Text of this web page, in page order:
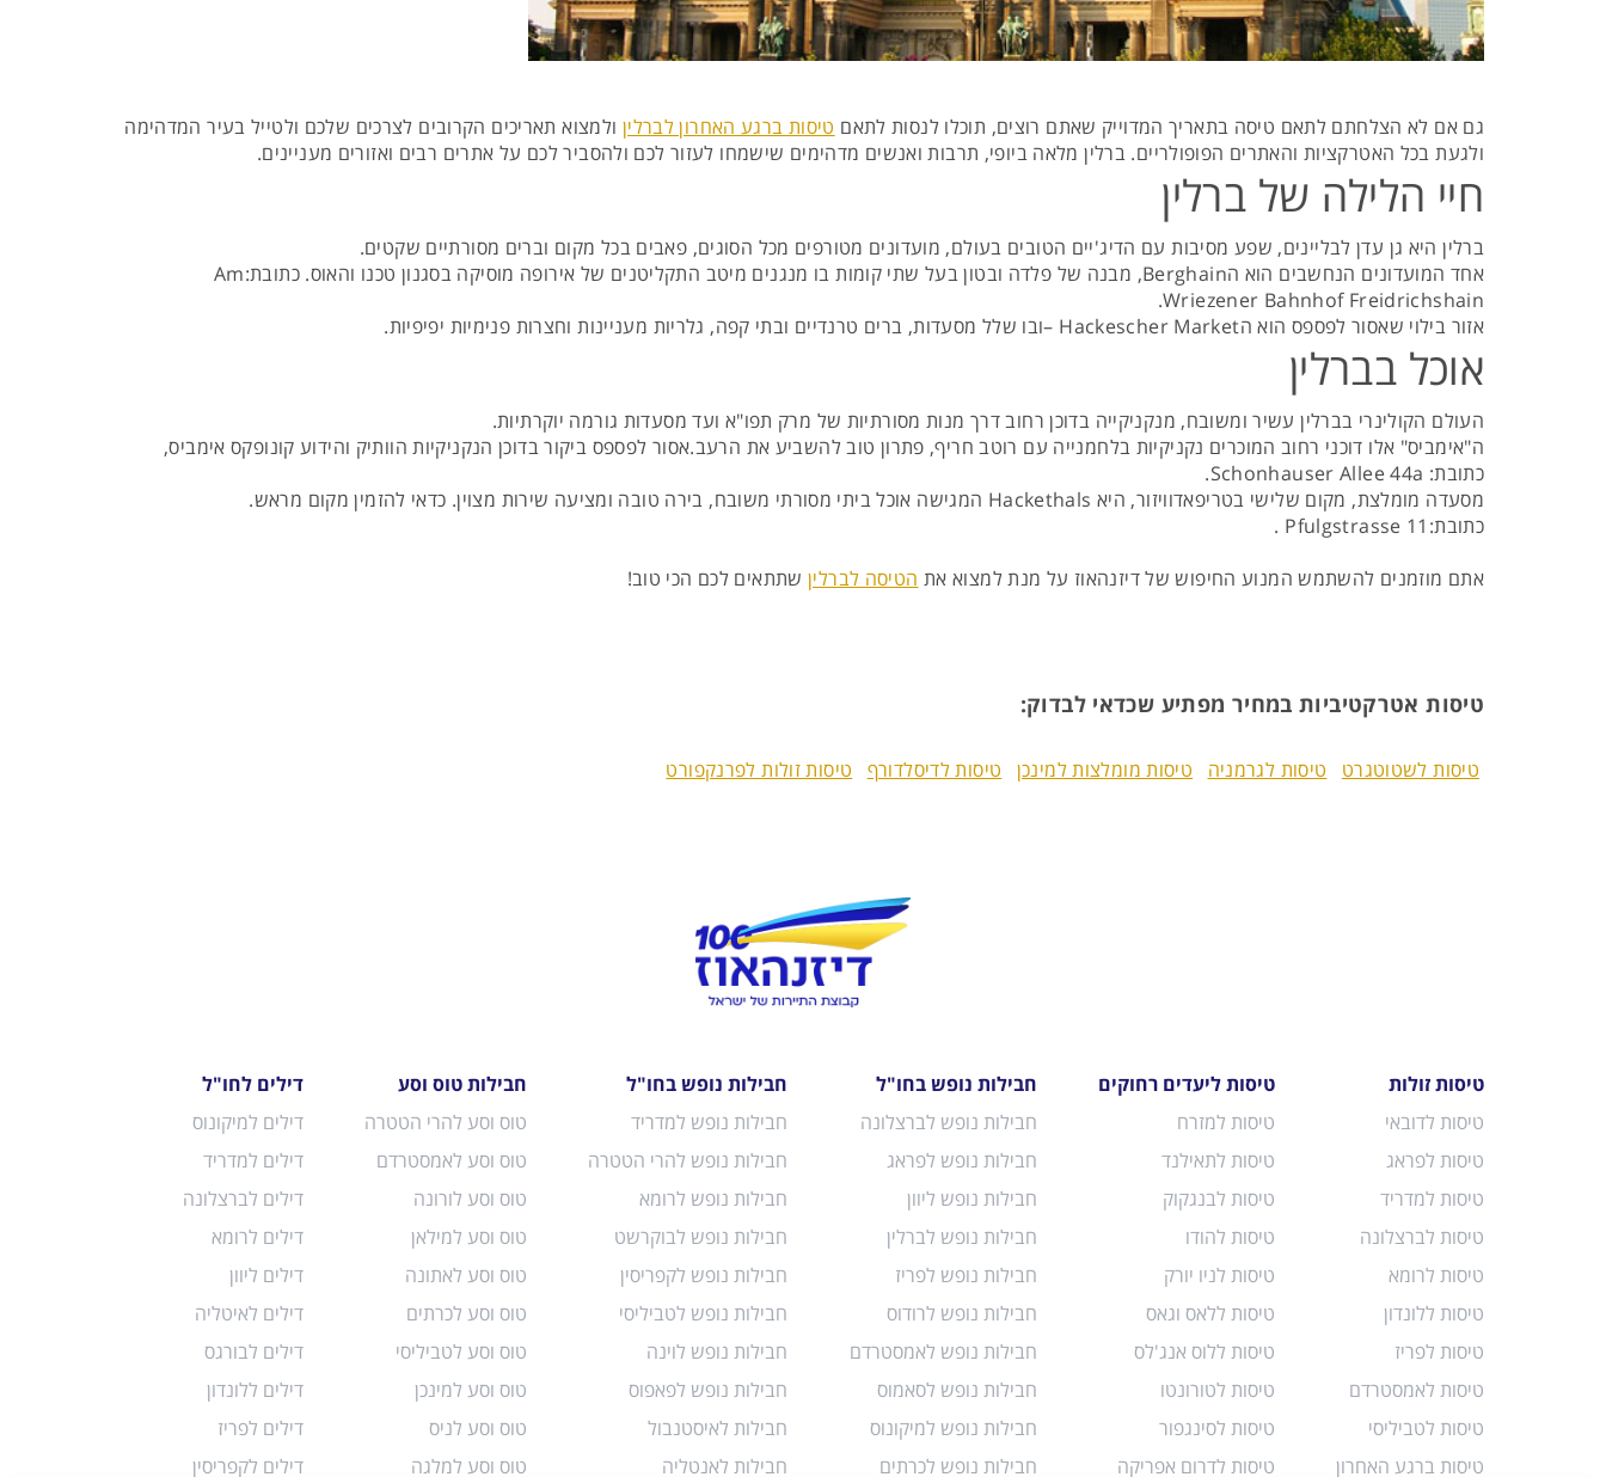
גם אם לא הצלחתם לתאם טיסה בתאריך המדוייק שאתם רוצים, תוכלו לנסות לתאם טיסות ברגע האחרון לברלין ולמצוא תאריכים הקרובים לצרכים שלכם ולטייל בעיר המדהימה
ולגעת בכל האטרקציות והאתרים הפופולריים. ברלין מלאה ביופי, תרבות ואנשים מדהימים שישמחו לעזור לכם ולהסביר לכם על אתרים רבים ואזורים מעניינים.
חיי הלילה של ברלין
ברלין היא גן עדן לבליינים, שפע מסיבות עם הדיג'יים הטובים בעולם, מועדונים מטורפים מכל הסוגים, פאבים בכל מקום וברים מסורתיים שקטים.
אחד המועדונים הנחשבים הוא הBerghain, מבנה של פלדה ובטון בעל שתי קומות בו מנגנים מיטב התקליטנים של אירופה מוסיקה בסגנון טכנו והאוס. כתובת:Am
Wriezener Bahnhof Freidrichshain.
אזור בילוי שאסור לפספס הוא הHackescher Market –ובו שלל מסעדות, ברים טרנדיים ובתי קפה, גלריות מעניינות וחצרות פנימיות יפיפיות.
אוכל בברלין
העולם הקולינרי בברלין עשיר ומשובח, מנקניקייה בדוכן רחוב דרך מנות מסורתיות של מרק תפו"א ועד מסעדות גורמה יוקרתיות.
ה"אימביס" אלו דוכני רחוב המוכרים נקניקיות בלחמנייה עם רוטב חריף, פתרון טוב להשביע את הרעב.אסור לפספס ביקור בדוכן הנקניקיות הוותיק והידוע קונופקס אימביס,
כתובת: Schonhauser Allee 44a.
מסעדה מומלצת, מקום שלישי בטריפאדוויזור, היא Hackethals המגישה אוכל ביתי מסורתי משובח, בירה טובה ומציעה שירות מצוין. כדאי להזמין מקום מראש.
כתובת:Pfulgstrasse 11 .
אתם מוזמנים להשתמש המנוע החיפוש של דיזנהאוז על מנת למצוא את הטיסה לברלין שתתאים לכם הכי טוב!
טיסות אטרקטיביות במחיר מפתיע שכדאי לבדוק:
טיסות לשטוטגרט טיסות לגרמניה טיסות מומלצות למינכן טיסות לדיסלדורף טיסות זולות לפרנקפורט
טיסות זולות
טיסות לדובאי
טיסות לפראג
טיסות למדריד
טיסות לברצלונה
טיסות לרומא
טיסות ללונדון
טיסות לפריז
טיסות לאמסטרדם
טיסות לטביליסי
טיסות ברגע האחרון
טיסות ליעדים רחוקים
טיסות למזרח
טיסות לתאילנד
טיסות לבנגקוק
טיסות להודו
טיסות לניו יורק
טיסות ללאס וגאס
טיסות ללוס אנג'לס
טיסות לטורונטו
טיסות לסינגפור
טיסות לדרום אפריקה
חבילות נופש בחו"ל
חבילות נופש לברצלונה
חבילות נופש לפראג
חבילות נופש ליוון
חבילות נופש לברלין
חבילות נופש לפריז
חבילות נופש לרודוס
חבילות נופש לאמסטרדם
חבילות נופש לסאמוס
חבילות נופש למיקונוס
חבילות נופש לכרתים
חבילות נופש בחו"ל
חבילות נופש למדריד
חבילות נופש להרי הטטרה
חבילות נופש לרומא
חבילות נופש לבוקרשט
חבילות נופש לקפריסין
חבילות נופש לטביליסי
חבילות נופש לוינה
חבילות נופש לפאפוס
חבילות לאיסטנבול
חבילות לאנטליה
חבילות טוס וסע
טוס וסע להרי הטטרה
טוס וסע לאמסטרדם
טוס וסע לורונה
טוס וסע למילאן
טוס וסע לאתונה
טוס וסע לכרתים
טוס וסע לטביליסי
טוס וסע למינכן
טוס וסע לניס
טוס וסע למלגה
דילים לחו"ל
דילים למיקונוס
דילים למדריד
דילים לברצלונה
דילים לרומא
דילים ליוון
דילים לאיטליה
דילים לבורגס
דילים ללונדון
דילים לפריז
דילים לקפריסין